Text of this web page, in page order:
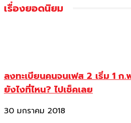
เรื่องยอดนิยม
ลงทะเบียนคนจนเฟส 2 เริ่ม 1 ก.
ยังไงที่ไหน? ไปเช็คเลย
30 มกราคม 2018